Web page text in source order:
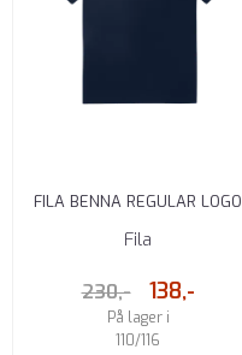
FILA BENNA REGULAR LOGO
T-SKJORTE BLUE
Fila
230,- 138,-
På lager i
110/116